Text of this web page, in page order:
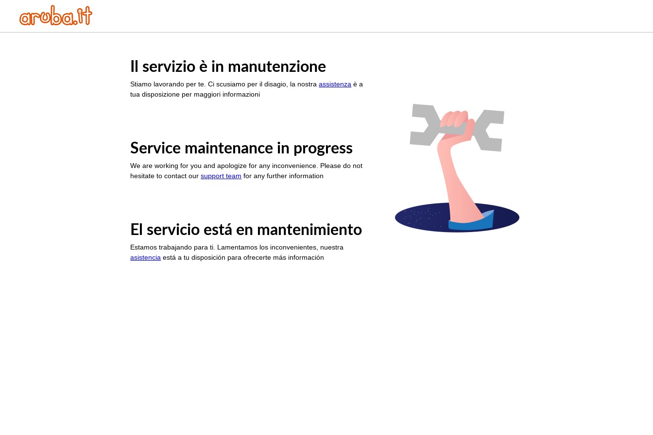
Il servizio è in manutenzione
Stiamo lavorando per te. Ci scusiamo per il disagio, la nostraassistenza è a
tua disposizione per maggiori informazioni
Service maintenance in progress
We are working for you and apologize for any inconvenience. Please do not
hesitate to contact oursupport team for any further information
El servicio está en mantenimiento
Estamos trabajando para ti. Lamentamos los inconvenientes, nuestra
asistencia está a tu disposición para ofrecerte más información